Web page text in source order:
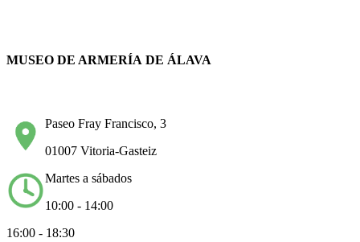
MUSEO DE ARMERÍA DE ÁLAVA
Paseo Fray Francisco, 3
01007 Vitoria-Gasteiz
Martes a sábados
10:00 - 14:00
16:00 - 18:30